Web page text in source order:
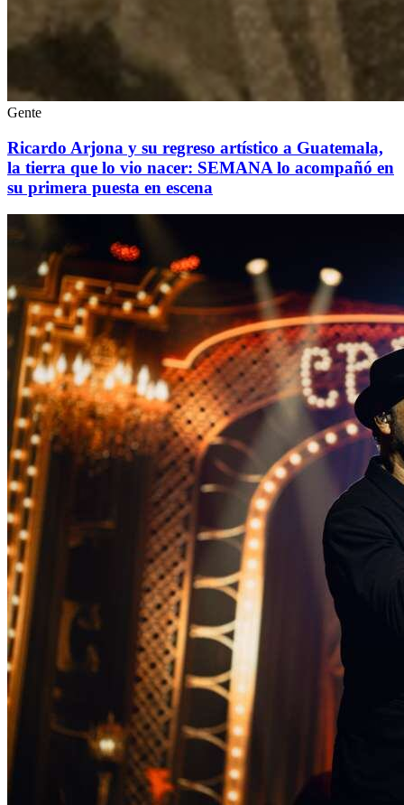
Gente
Ricardo Arjona y su regreso artístico a Guatemala,
la tierra que lo vio nacer: SEMANA lo acompañó en
su primera puesta en escena